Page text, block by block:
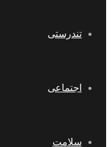
تندرستی
اجتماعی
سلامت